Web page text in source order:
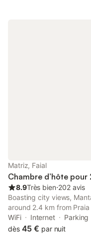
Matriz, Faial
Chambre d’hôte pour
8.9Très bien⋅202 avis
Boasting city views,
around 2.4 km from
and mountain views, and
WiFi Internet
Parking
dès 45 € par nuit